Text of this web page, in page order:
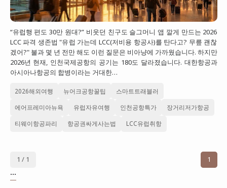
베트남
태국
대만
프랑스
이탈리아
스위스
스페인
“유럽행 편도 30만 원대?” 비웃던 친구도 슬그머니 앱 깔게 만드는 2026
LCC 파격 생존법 "유럽 가는데 LCC(저비용 항공사)를 탄다고? 무릎 괜찮
겠어?" 불과 몇 년 전만 해도 이런 질문은 비아냥에 가까웠습니다. 하지만
2026년 현재, 인천국제공항의 공기는 180도 달라졌습니다. 대한항공과
아시아나항공의 합병이라는 거대한…
2026해외여행 뉴어크공항꿀팁 스마트트래블러
에어프레미아뉴욕 유럽자유여행 인천공항특가 장거리저가항공
티웨이항공파리 항공권싸게사는법 LCC유럽취항
1 / 1
1
...